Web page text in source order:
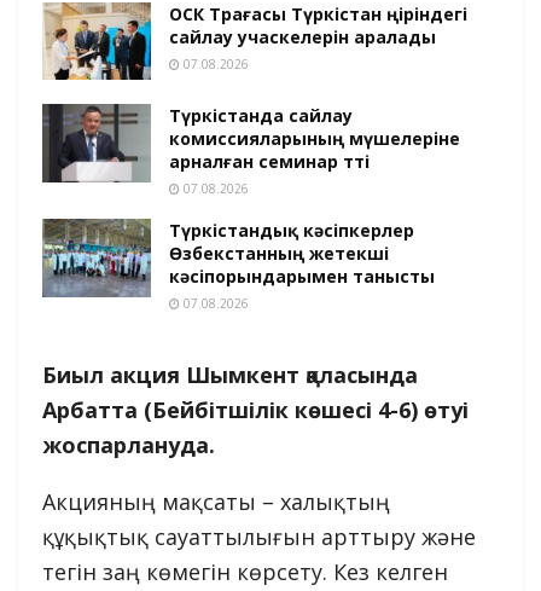
ОСК Төрағасы Түркістан өңіріндегі
сайлау учаскелерін аралады
07.08.2026
Түркістанда сайлау
комиссияларының мүшелеріне
арналған семинар өтті
07.08.2026
Түркістандық кәсіпкерлер
Өзбекстанның жетекші
кәсіпорындарымен танысты
07.08.2026
Биыл акция Шымкент қаласында
Арбатта (Бейбітшілік көшесі 4-6) өтуі
жоспарлануда.
Акцияның мақсаты – халықтың
құқықтық сауаттылығын арттыру және
тегін заң көмегін көрсету. Кез келген